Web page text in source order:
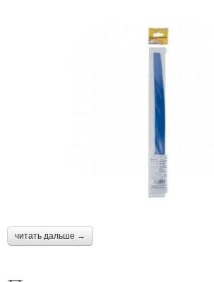
читать дальше →